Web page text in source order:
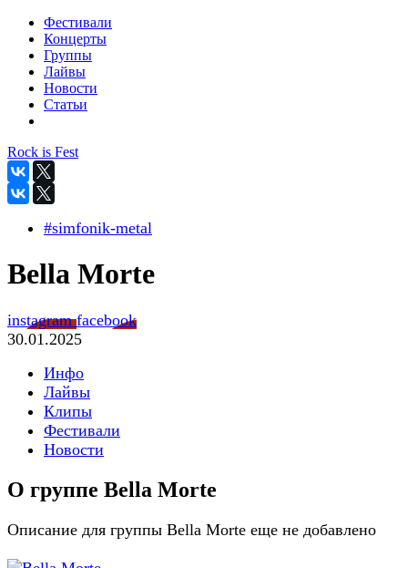
Фестивали
Концерты
Группы
Лайвы
Новости
Статьи
Rock is Fest
#simfonik-metal
Bella Morte
instagramfacebook
30.01.2025
Инфо
Лайвы
Клипы
Фестивали
Новости
О группе Bella Morte
Описание для группы Bella Morte еще не добавлено